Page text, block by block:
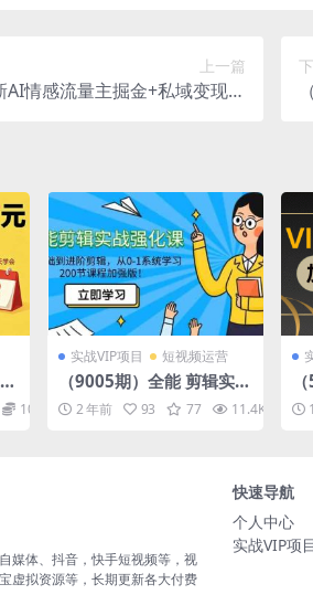
上一篇
AI情感流量主掘金+私域变现，
10
实战VIP项目 短视频运营
（9005期）全能 剪辑实战
强化课-零基础到进阶剪
辑，从0-1系统学习，200
2 年前 93 77 11.4K 10
钱
媒体、抖音，快手短视频等，视
虚拟资源等，长期更新各大付费
快速导航
个人中心
实战VIP项